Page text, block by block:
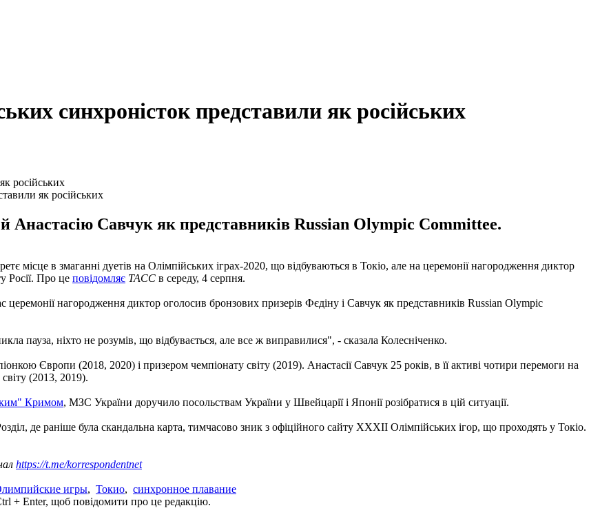
синхроністок представили як російських
як російських
Анастасію Савчук як представників Russian Olympic Committee.
місце в змаганні дуетів на Олімпійських іграх-2020, що відбуваються в Токіо, але на церемонії нагородження диктор
Росії. Про це повідомляє ТАСС в середу, 4 серпня.
церемонії нагородження диктор оголосив бронзових призерів Фєдіну і Савчук як представників Russian Olympic
пауза, ніхто не розумів, що відбувається, але все ж виправилися", - сказала Колесніченко.
Європи (2018, 2020) і призером чемпіонату світу (2019). Анастасії Савчук 25 років, в її активі чотири перемоги на
(2013, 2019).
Кримом, МЗС України доручило посольствам України у Швейцарії і Японії розібратися в цій ситуації.
де раніше була скандальна карта, тимчасово зник з офіційного сайту XXXII Олімпійських ігор, що проходять у Токіо.
https://t.me/korrespondentnet
игры, Токио, синхронное плавание
+ Enter, щоб повідомити про це редакцію.